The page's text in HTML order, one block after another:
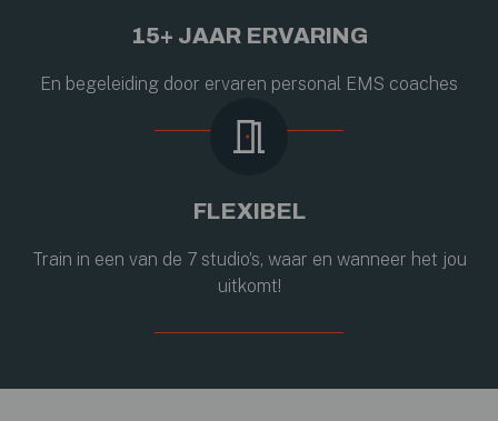
15+ JAAR ERVARING
En begeleiding door ervaren personal EMS coaches
FLEXIBEL
Train in een van de 7 studio’s, waar en wanneer het jou
uitkomt!